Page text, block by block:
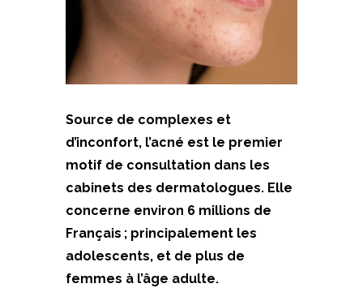
Source de complexes et
d’inconfort, l’acné est le premier
motif de consultation dans les
cabinets des dermatologues. Elle
concerne environ 6 millions de
Français ; principalement les
adolescents, et de plus de
femmes à l’âge adulte.